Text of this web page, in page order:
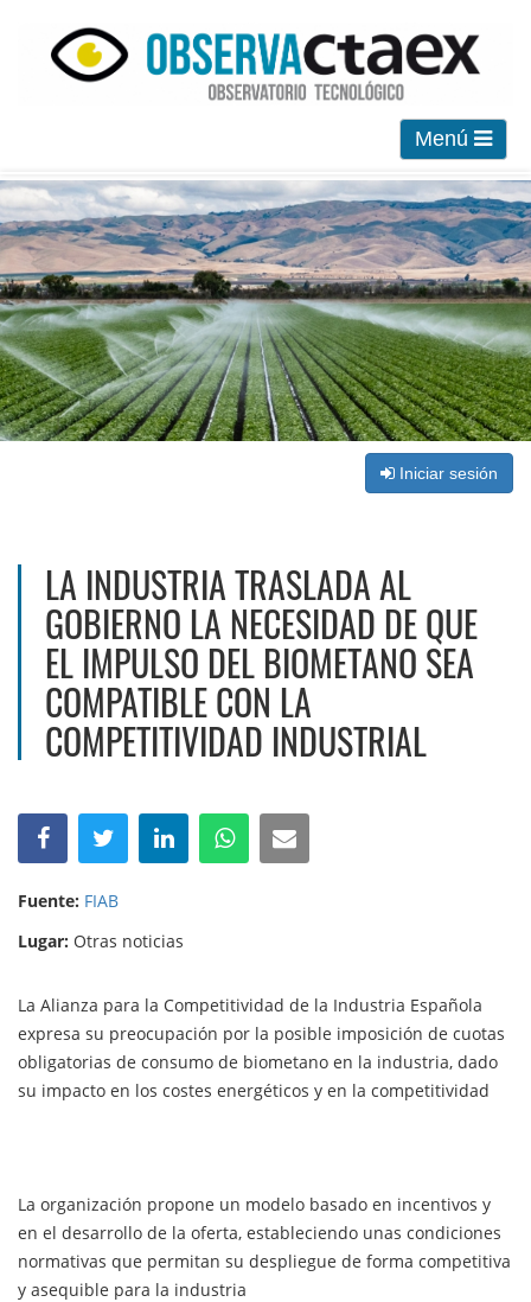
Menú
Iniciar sesión
LA INDUSTRIA TRASLADA AL
GOBIERNO LA NECESIDAD DE QUE
EL IMPULSO DEL BIOMETANO SEA
COMPATIBLE CON LA
COMPETITIVIDAD INDUSTRIAL
Fuente: FIAB
Lugar: Otras noticias
La Alianza para la Competitividad de la Industria Española
expresa su preocupación por la posible imposición de cuotas
obligatorias de consumo de biometano en la industria, dado
su impacto en los costes energéticos y en la competitividad
La organización propone un modelo basado en incentivos y
en el desarrollo de la oferta, estableciendo unas condiciones
normativas que permitan su despliegue de forma competitiva
y asequible para la industria